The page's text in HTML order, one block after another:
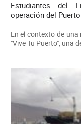
Estudiantes del
operación del
En el contexto de
"Vive Tu Puerto", una